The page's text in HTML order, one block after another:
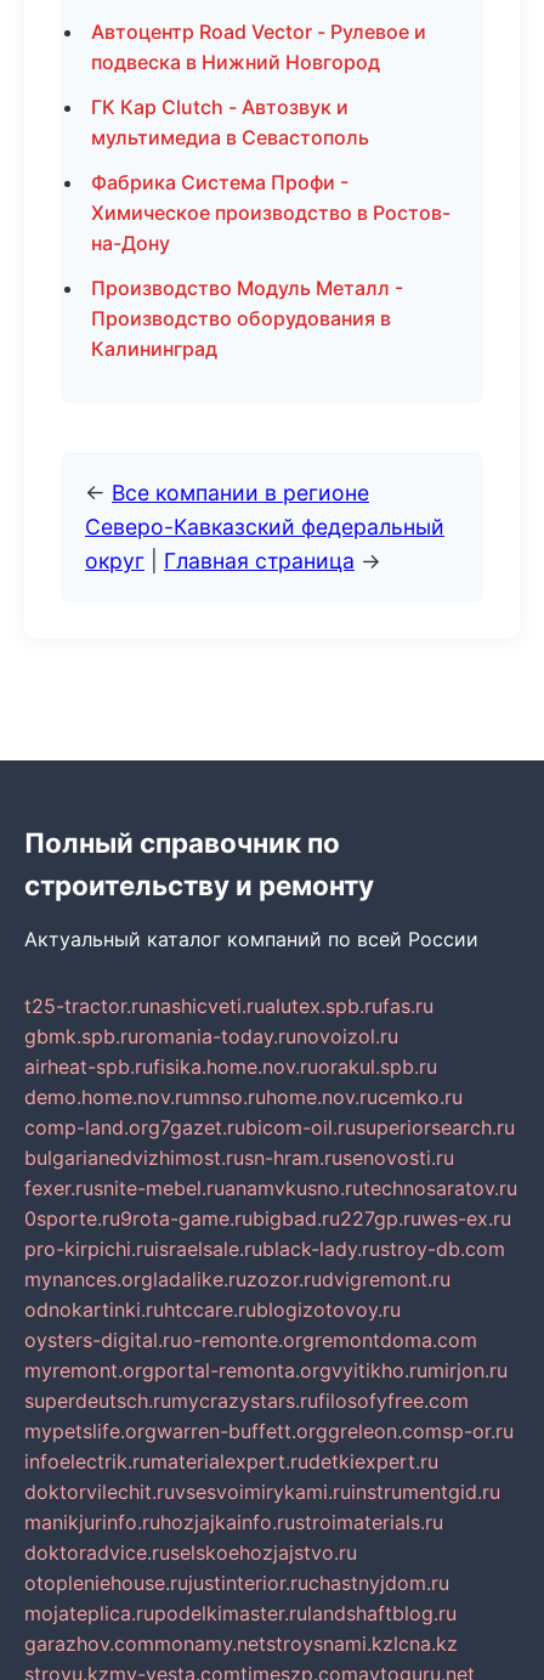
Автоцентр Road Vector - Рулевое и
подвеска в Нижний Новгород
ГК Кар Clutch - Автозвук и
мультимедиа в Севастополь
Фабрика Система Профи -
Химическое производство в Ростов-
на-Дону
Производство Модуль Металл -
Производство оборудования в
Калининград
← Все компании в регионе
Северо-Кавказский федеральный
округ
Главная страница →
Полный справочник по
строительству и ремонту
Актуальный каталог компаний по всей России
t25-tractor.runashicveti.rualutex.spb.rufas.ru
gbmk.spb.ruromania-today.runovoizol.ru
airheat-spb.rufisika.home.nov.ruorakul.spb.ru
demo.home.nov.rumnso.ruhome.nov.rucemko.ru
comp-land.org7gazet.rubicom-oil.rusuperiorsearch.ru
bulgarianedvizhimost.rusn-hram.rusenovosti.ru
fexer.rusnite-mebel.ruanamvkusno.rutechnosaratov.ru
0sporte.ru9rota-game.rubigbad.ru227gp.ruwes-ex.ru
pro-kirpichi.ruisraelsale.rublack-lady.rustroy-db.com
mynances.orgladalike.ruzozor.rudvigremont.ru
odnokartinki.ruhtccare.rublogizotovoy.ru
oysters-digital.ruo-remonte.orgremontdoma.com
myremont.orgportal-remonta.orgvyitikho.rumirjon.ru
superdeutsch.rumycrazystars.rufilosofyfree.com
mypetslife.orgwarren-buffett.orggreleon.comsp-or.ru
infoelectrik.rumaterialexpert.rudetkiexpert.ru
doktorvilechit.ruvsesvoimirykami.ruinstrumentgid.ru
manikjurinfo.ruhozjajkainfo.rustroimaterials.ru
doktoradvice.ruselskoehozjajstvo.ru
otopleniehouse.rujustinterior.ruchastnyjdom.ru
mojateplica.rupodelkimaster.rulandshaftblog.ru
garazhov.commonamy.netstroysnami.kzlcna.kz
stroyu.kzmy-vesta.comtimeszp.comavtoguru.net